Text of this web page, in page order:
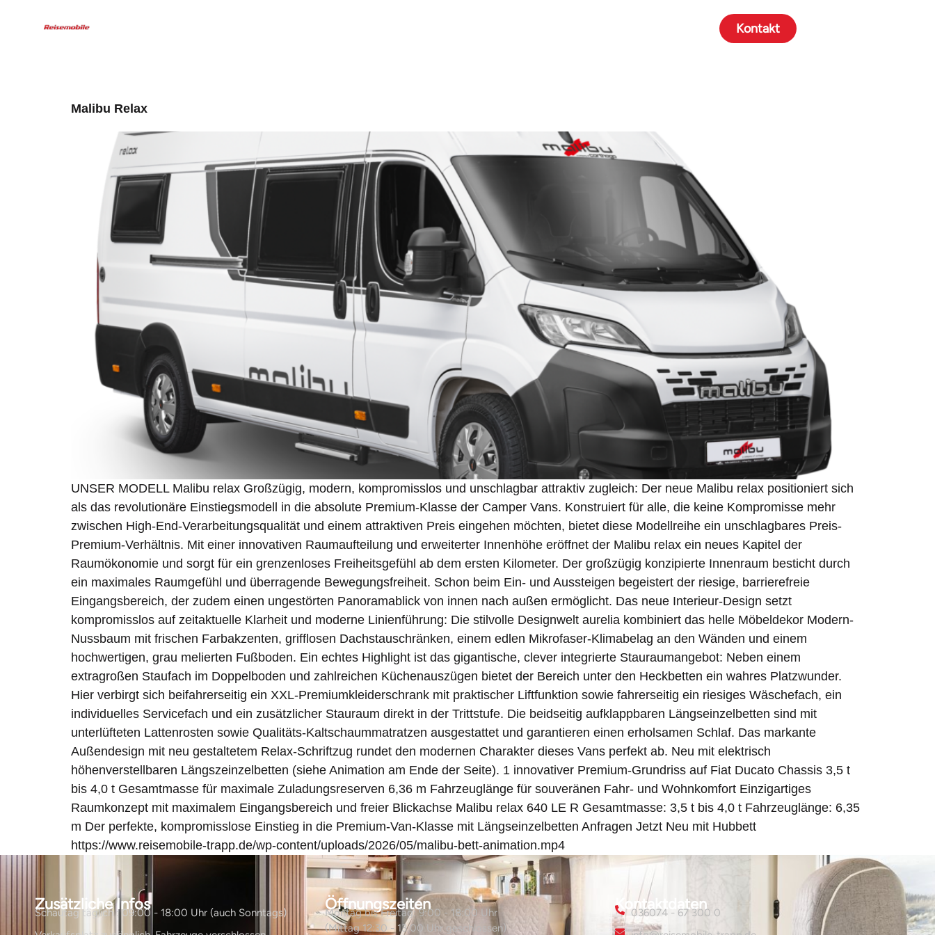
Kontakt
Malibu Relax
UNSER MODELL Malibu relax Großzügig, modern, kompromisslos und unschlagbar attraktiv zugleich: Der neue Malibu relax positioniert sich
als das revolutionäre Einstiegsmodell in die absolute Premium-Klasse der Camper Vans. Konstruiert für alle, die keine Kompromisse mehr
zwischen High-End-Verarbeitungsqualität und einem attraktiven Preis eingehen möchten, bietet diese Modellreihe ein unschlagbares Preis-
Premium-Verhältnis. Mit einer innovativen Raumaufteilung und erweiterter Innenhöhe eröffnet der Malibu relax ein neues Kapitel der
Raumökonomie und sorgt für ein grenzenloses Freiheitsgefühl ab dem ersten Kilometer. Der großzügig konzipierte Innenraum besticht durch
ein maximales Raumgefühl und überragende Bewegungsfreiheit. Schon beim Ein- und Aussteigen begeistert der riesige, barrierefreie
Eingangsbereich, der zudem einen ungestörten Panoramablick von innen nach außen ermöglicht. Das neue Interieur-Design setzt
kompromisslos auf zeitaktuelle Klarheit und moderne Linienführung: Die stilvolle Designwelt aurelia kombiniert das helle Möbeldekor Modern-
Nussbaum mit frischen Farbakzenten, grifflosen Dachstauschränken, einem edlen Mikrofaser-Klimabelag an den Wänden und einem
hochwertigen, grau melierten Fußboden. Ein echtes Highlight ist das gigantische, clever integrierte Stauraumangebot: Neben einem
extragroßen Staufach im Doppelboden und zahlreichen Küchenauszügen bietet der Bereich unter den Heckbetten ein wahres Platzwunder.
Hier verbirgt sich beifahrerseitig ein XXL-Premiumkleiderschrank mit praktischer Liftfunktion sowie fahrerseitig ein riesiges Wäschefach, ein
individuelles Servicefach und ein zusätzlicher Stauraum direkt in der Trittstufe. Die beidseitig aufklappbaren Längseinzelbetten sind mit
unterlüfteten Lattenrosten sowie Qualitäts-Kaltschaummatratzen ausgestattet und garantieren einen erholsamen Schlaf. Das markante
Außendesign mit neu gestaltetem Relax-Schriftzug rundet den modernen Charakter dieses Vans perfekt ab. Neu mit elektrisch
höhenverstellbaren Längszeinzelbetten (siehe Animation am Ende der Seite). 1 innovativer Premium-Grundriss auf Fiat Ducato Chassis 3,5 t
bis 4,0 t Gesamtmasse für maximale Zuladungsreserven 6,36 m Fahrzeuglänge für souveränen Fahr- und Wohnkomfort Einzigartiges
Raumkonzept mit maximalem Eingangsbereich und freier Blickachse Malibu relax 640 LE R Gesamtmasse: 3,5 t bis 4,0 t Fahrzeuglänge: 6,35
m Der perfekte, kompromisslose Einstieg in die Premium-Van-Klasse mit Längseinzelbetten Anfragen Jetzt Neu mit Hubbett
https://www.reisemobile-trapp.de/wp-content/uploads/2026/05/malibu-bett-animation.mp4
Zusätzliche Infos
Schautag täglich : 09:00 - 18:00 Uhr (auch Sonntags)
Öffnungszeiten
Montag bis Freitag: 9:00 - 18:00 Uhr
(Mittag 12:30 - 13:00 Uhr geschlossen)
Kontaktdaten
036074 - 67 300 0